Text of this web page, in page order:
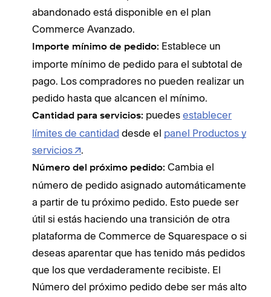
abandonado está disponible en el plan
Commerce Avanzado.
Importe mínimo de pedido: Establece un
importe mínimo de pedido para el subtotal de
pago. Los compradores no pueden realizar un
pedido hasta que alcancen el mínimo.
Cantidad para servicios: puedes establecer
límites de cantidad desde el panel Productos y
servicios
.
Número del próximo pedido: Cambia el
número de pedido asignado automáticamente
a partir de tu próximo pedido. Esto puede ser
útil si estás haciendo una transición de otra
plataforma de Commerce de Squarespace o si
deseas aparentar que has tenido más pedidos
que los que verdaderamente recibiste. El
Número del próximo pedido debe ser más alto